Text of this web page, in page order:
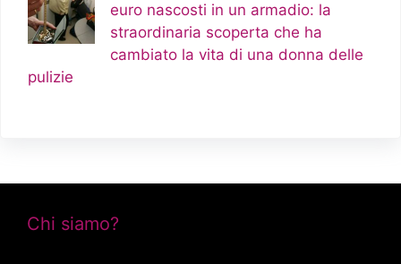
euro nascosti in un armadio: la
straordinaria scoperta che ha
cambiato la vita di una donna delle
pulizie
Chi siamo?